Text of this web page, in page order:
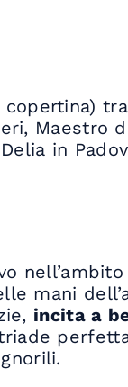
Maestro
in
mani
incita a